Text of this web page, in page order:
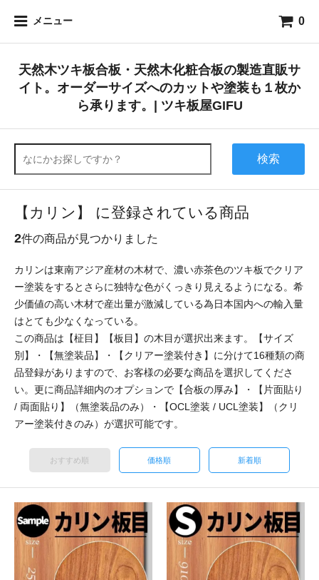
メニュー 0
天然木ツキ板合板・天然木化粧合板の製造直販サ
イト。オーダーサイズへのカットや塗装も１枚か
ら承ります。| ツキ板屋GIFU
検索
【カリン】 に登録されている商品
2件の商品が見つかりました
カリンは東南アジア産材の木材で、濃い赤茶色のツキ板でクリア
ー塗装をするとさらに独特な色がくっきり見えるようになる。希
少価値の高い木材で産出量が激減している為日本国内への輸入量
はとても少なくなっている。
この商品は【柾目】【板目】の木目が選択出来ます。【サイズ
別】・【無塗装品】・【クリアー塗装付き】に分けて16種類の商
品登録がありますので、お客様の必要な商品を選択してくださ
い。更に商品詳細内のオプションで【合板の厚み】・【片面貼り
/ 両面貼り】（無塗装品のみ）・【OCL塗装 / UCL塗装】（クリ
アー塗装付きのみ）が選択可能です。
おすすめ順 価格順 新着順